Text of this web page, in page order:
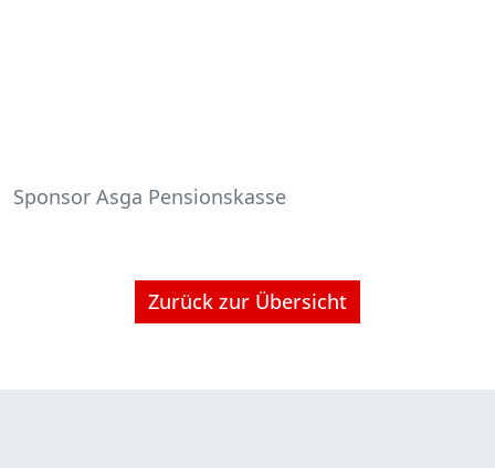
Sponsor Asga Pensionskasse
Zurück zur Übersicht